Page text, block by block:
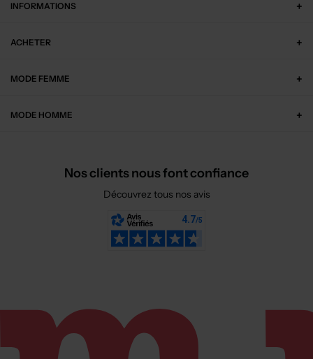
INFORMATIONS
ACHETER
MODE FEMME
MODE HOMME
Nos clients nous font confiance
Découvrez tous nos avis